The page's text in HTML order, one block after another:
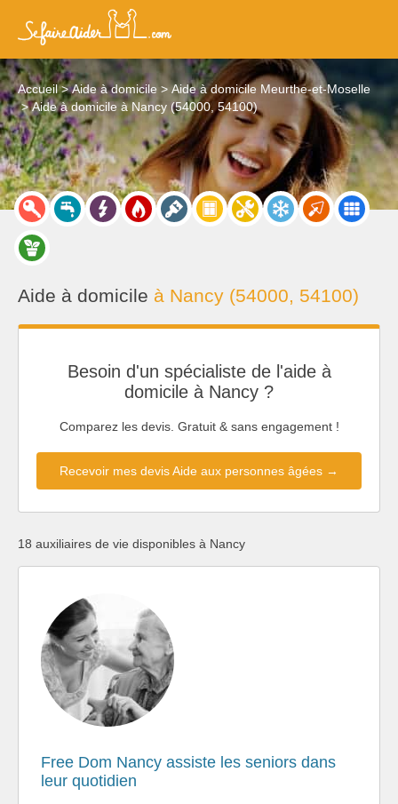
Accueil Aide à domicile
Aide à domicile Meurthe-et-Moselle
Aide à domicile à Nancy (54000, 54100)
Aide à domicile à Nancy (54000, 54100)
Besoin d'un spécialiste de l'aide à
domicile à Nancy ?
Comparez les devis. Gratuit & sans engagement !
Recevoir mes devis Aide aux personnes âgées →
18 auxiliaires de vie disponibles à Nancy
Free Dom Nancy assiste les seniors dans
leur quotidien